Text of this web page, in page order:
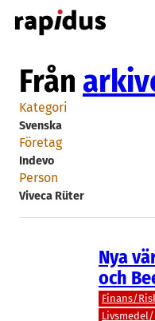
Hoppa
till
Från
Kategori
Svenska
Företag
Indevo
Person
Viveca Rüter
Nya
och
Finans/